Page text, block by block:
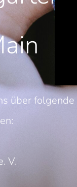
über folgende
V.